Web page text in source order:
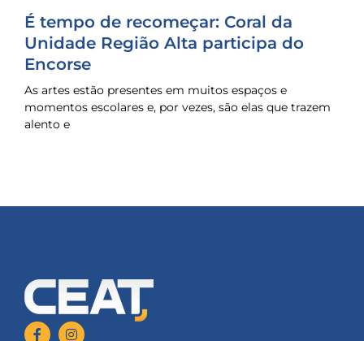
É tempo de recomeçar: Coral da
Unidade Região Alta participa do
Encorse
As artes estão presentes em muitos espaços e
momentos escolares e, por vezes, são elas que trazem
alento e